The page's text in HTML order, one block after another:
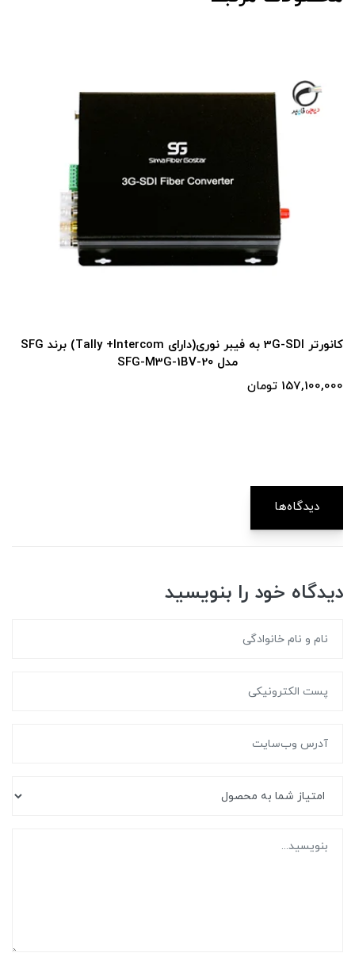
کانورتر 3G-SDI به فیبر نوری(دارای Tally +Intercom) برند SFG
مدل SFG-M3G-1BV-20
157,100,000 تومان
دیدگاه‌ها
دیدگاه خود را بنویسید